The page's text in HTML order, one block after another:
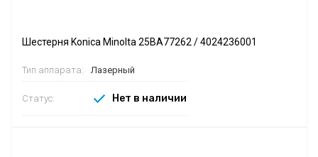
Шестерня Konica Minolta 25BA77262 / 4024236001
Тип аппарата: Лазерный
Статус: Нет в наличии